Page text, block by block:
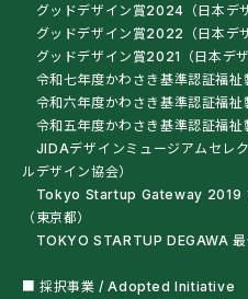
グッドデザイン賞2024（日本デ
グッドデザイン賞2022（日本デ
グッドデザイン賞2021（日本デザ
令和七年度かわさき基準認証福祉
令和六年度かわさき基準認証福祉
令和五年度かわさき基準認証福祉
JIDAデザインミュージアムセレ
ルデザイン協会）
Tokyo Startup Gateway 2019
（東京都）
TOKYO STARTUP DEGAWA 最
■ 採択事業 / Adopted Initiative